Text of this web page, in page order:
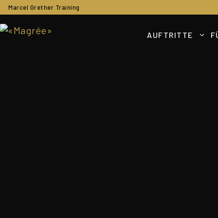
Zum
Inhalt
springen
Marcel Grether Training
AUFTRITTE